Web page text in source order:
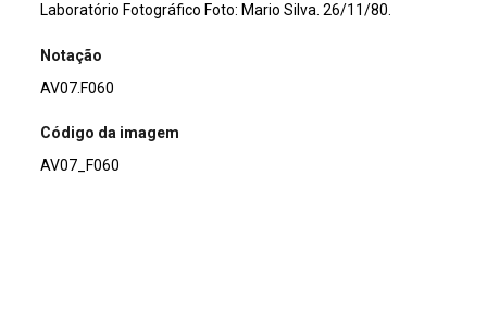
Laboratório Fotográfico Foto: Mario Silva. 26/11/80.
Notação
AV07.F060
Código da imagem
AV07_F060